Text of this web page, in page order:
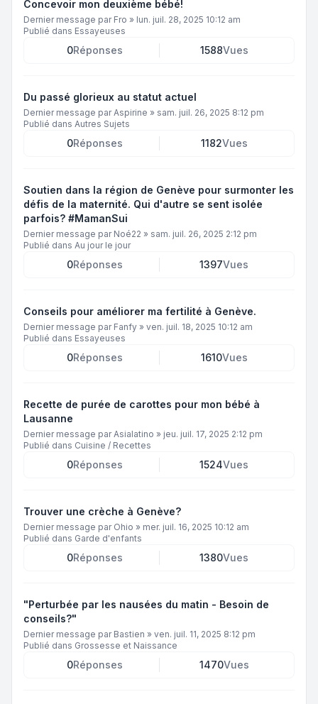
Concevoir mon deuxième bébé!
Dernier message par Fro » lun. juil. 28, 2025 10:12 am
Publié dans Essayeuses
0Réponses 1588Vues
Du passé glorieux au statut actuel
Dernier message parAspirine » sam. juil. 26, 2025 8:12 pm
Publié dans Autres Sujets
0Réponses 1182Vues
Soutien dans la région de Genève pour surmonter les
défis de la maternité. Qui d'autre se sent isolée
parfois? #MamanSui
Dernier message par Noé22 » sam. juil. 26, 2025 2:12 pm
Publié dans Au jour le jour
0Réponses 1397Vues
Conseils pour améliorer ma fertilité à Genève.
Dernier message par Fanfy » ven. juil. 18, 2025 10:12 am
Publié dans Essayeuses
0Réponses 1610Vues
Recette de purée de carottes pour mon bébé à
Lausanne
Dernier message parAsialatino » jeu. juil. 17, 2025 2:12 pm
Publié dans Cuisine / Recettes
0Réponses 1524Vues
Trouver une crèche à Genève?
Dernier message par Ohio » mer. juil. 16, 2025 10:12 am
Publié dans Garde d'enfants
0Réponses 1380Vues
"Perturbée par les nausées du matin - Besoin de
conseils?"
Dernier message par Bastien » ven. juil. 11, 2025 8:12 pm
Publié dans Grossesse et Naissance
0Réponses 1470Vues